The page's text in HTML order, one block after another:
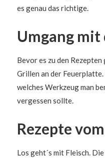
es genau das richtige.
Umgang
Bevor es zu den
Grillen an der
welches Werkzeug man
vergessen sollte.
Rezepte
Los geht´s mit Fleisch.